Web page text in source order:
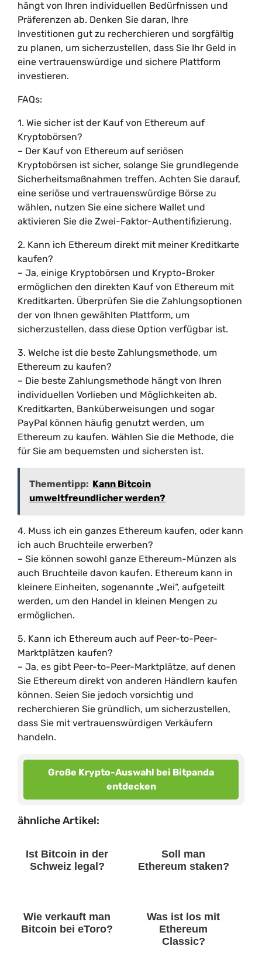
hängt von Ihren individuellen Bedürfnissen und
Präferenzen ab. Denken Sie daran, Ihre
Investitionen gut zu recherchieren und sorgfältig
zu planen, um sicherzustellen, dass Sie Ihr Geld in
eine vertrauenswürdige und sichere Plattform
investieren.
FAQs:
1. Wie sicher ist der Kauf von Ethereum auf
Kryptobörsen?
– Der Kauf von Ethereum auf seriösen
Kryptobörsen ist sicher, solange Sie grundlegende
Sicherheitsmaßnahmen treffen. Achten Sie darauf,
eine seriöse und vertrauenswürdige Börse zu
wählen, nutzen Sie eine sichere Wallet und
aktivieren Sie die Zwei-Faktor-Authentifizierung.
2. Kann ich Ethereum direkt mit meiner Kreditkarte
kaufen?
– Ja, einige Kryptobörsen und Krypto-Broker
ermöglichen den direkten Kauf von Ethereum mit
Kreditkarten. Überprüfen Sie die Zahlungsoptionen
der von Ihnen gewählten Plattform, um
sicherzustellen, dass diese Option verfügbar ist.
3. Welche ist die beste Zahlungsmethode, um
Ethereum zu kaufen?
– Die beste Zahlungsmethode hängt von Ihren
individuellen Vorlieben und Möglichkeiten ab.
Kreditkarten, Banküberweisungen und sogar
PayPal können häufig genutzt werden, um
Ethereum zu kaufen. Wählen Sie die Methode, die
für Sie am bequemsten und sichersten ist.
Thementipp: Kann Bitcoin
umweltfreundlicher werden?
4. Muss ich ein ganzes Ethereum kaufen, oder kann
ich auch Bruchteile erwerben?
– Sie können sowohl ganze Ethereum-Münzen als
auch Bruchteile davon kaufen. Ethereum kann in
kleinere Einheiten, sogenannte „Wei“, aufgeteilt
werden, um den Handel in kleinen Mengen zu
ermöglichen.
5. Kann ich Ethereum auch auf Peer-to-Peer-
Marktplätzen kaufen?
– Ja, es gibt Peer-to-Peer-Marktplätze, auf denen
Sie Ethereum direkt von anderen Händlern kaufen
können. Seien Sie jedoch vorsichtig und
recherchieren Sie gründlich, um sicherzustellen,
dass Sie mit vertrauenswürdigen Verkäufern
handeln.
Große Krypto-Auswahl bei Bitpanda
entdecken
ähnliche Artikel:
Ist Bitcoin in der
Schweiz legal?
Soll man
Ethereum staken?
Wie verkauft man
Bitcoin bei eToro?
Was ist los mit
Ethereum
Classic?